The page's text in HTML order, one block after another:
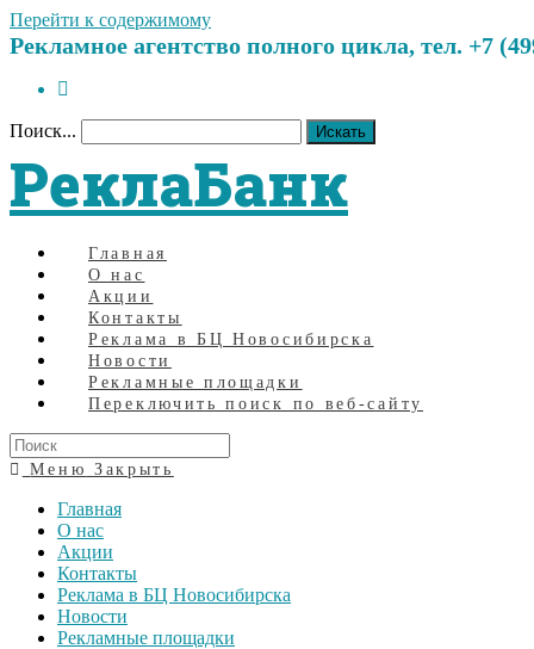
Перейти к содержимому
Рекламное агентство полного цикла, тел. +7
Поиск... Искать
РеклаБанк
Главная
О нас
Акции
Контакты
Реклама в БЦ Новосибирска
Новости
Рекламные площадки
Переключить поиск по веб-сайту
Меню Закрыть
Главная
О нас
Акции
Контакты
Реклама в БЦ Новосибирска
Новости
Рекламные площадки